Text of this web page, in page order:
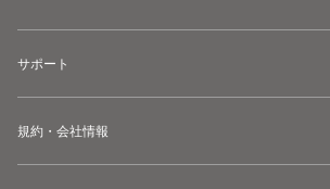
サポート
規約・会社情報